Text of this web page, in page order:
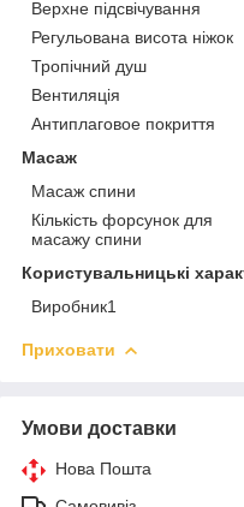
Верхне підсвічування
Регульована висота ніжок
Тропічний душ
Вентиляція
Антиплаговое покриття
Масаж
Масаж спини
Кількість форсунок для
масажу спини
Користувальницькі
Виробник1
Приховати
Умови доставки
Нова Пошта